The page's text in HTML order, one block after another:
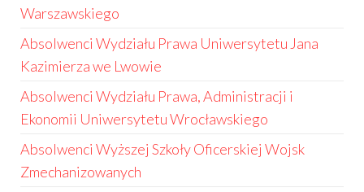
Warszawskiego
Absolwenci Wydziału Prawa Uniwersytetu Jana
Kazimierza we Lwowie
Absolwenci Wydziału Prawa, Administracji i
Ekonomii Uniwersytetu Wrocławskiego
Absolwenci Wyższej Szkoły Oficerskiej Wojsk
Zmechanizowanych